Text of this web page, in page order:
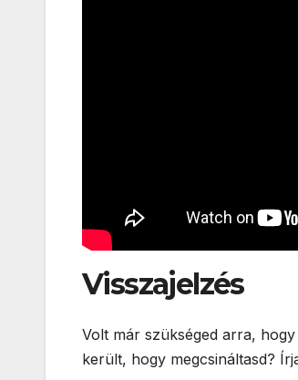
Visszajelzés
Volt már szükséged arra,
került, hogy megcsináltasd?